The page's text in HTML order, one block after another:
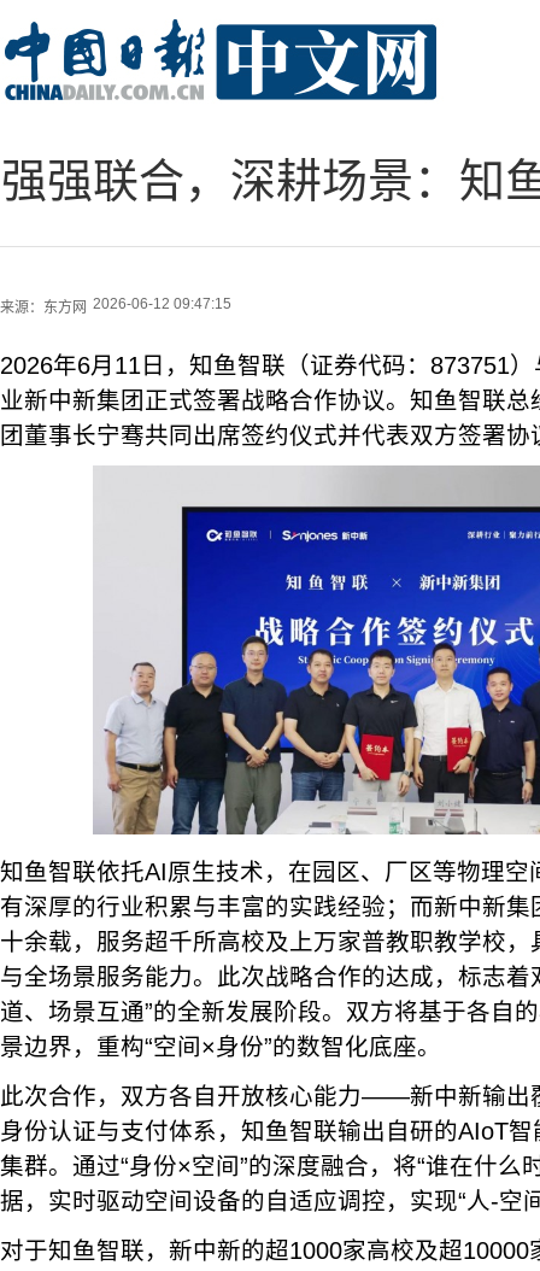
强强联合，深耕场景：知
来源： 东方网 2026-06-12 09:47:15
2026年6月11日，知鱼智联（证券代码：873751
业新中新集团正式签署战略合作协议。知鱼智联
团董事长宁骞共同出席签约仪式并代表双方签署协
知鱼智联依托AI原生技术，在园区、厂区等物理空
有深厚的行业积累与丰富的实践经验；而新中新
十余载，服务超千所高校及上万家普教职教学校
与全场景服务能力。此次战略合作的达成，标志着
道、场景互通”的全新发展阶段。双方将基于各自
景边界，重构“空间×身份”的数智化底座。
此次合作，双方各自开放核心能力——新中新输出
身份认证与支付体系，知鱼智联输出自研的AIoT
集群。通过“身份×空间”的深度融合，将“谁在什么
据，实时驱动空间设备的自适应调控，实现“人-空
对于知鱼智联，新中新的超1000家高校及超